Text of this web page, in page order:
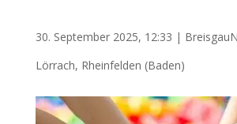
30. September 2025, 12:33 |
Lörrach, Rheinfelden (Baden)